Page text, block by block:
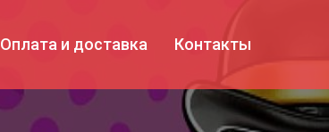
Оплата и доставка Контакты